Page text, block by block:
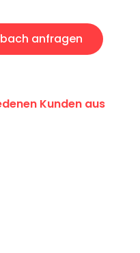
anfragen
Kunden aus